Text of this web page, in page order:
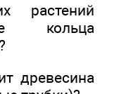
растений
кольца
древесина